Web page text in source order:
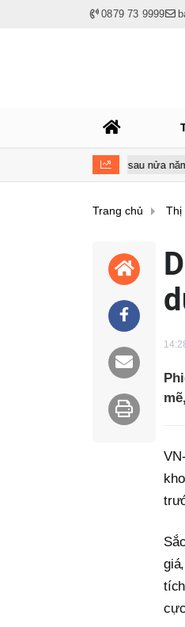
0879 73 9999
gần 120 tỷ sau nửa năm
Trang chủ Thị